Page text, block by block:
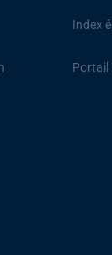
Index
Portail